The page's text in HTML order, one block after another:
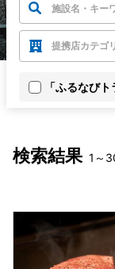
提携店カテゴ
「ふるなび
検索結果 1～